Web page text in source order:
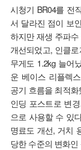
시청기 BR04를 전
서 달라진 점이 보
하지만 재생 주파
개선되었고, 인클
무게도 1.2kg 늘어
운 베이스 리플렉
공기 흐름을 최적
인딩 포스트로 변
으로 사용할 수 있
명료도 개선, 거치
당한 수준의 변화